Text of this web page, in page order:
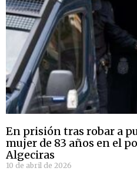
En prisión tras robar a
mujer de 83 años en el
Algeciras
10 de abril de 2026